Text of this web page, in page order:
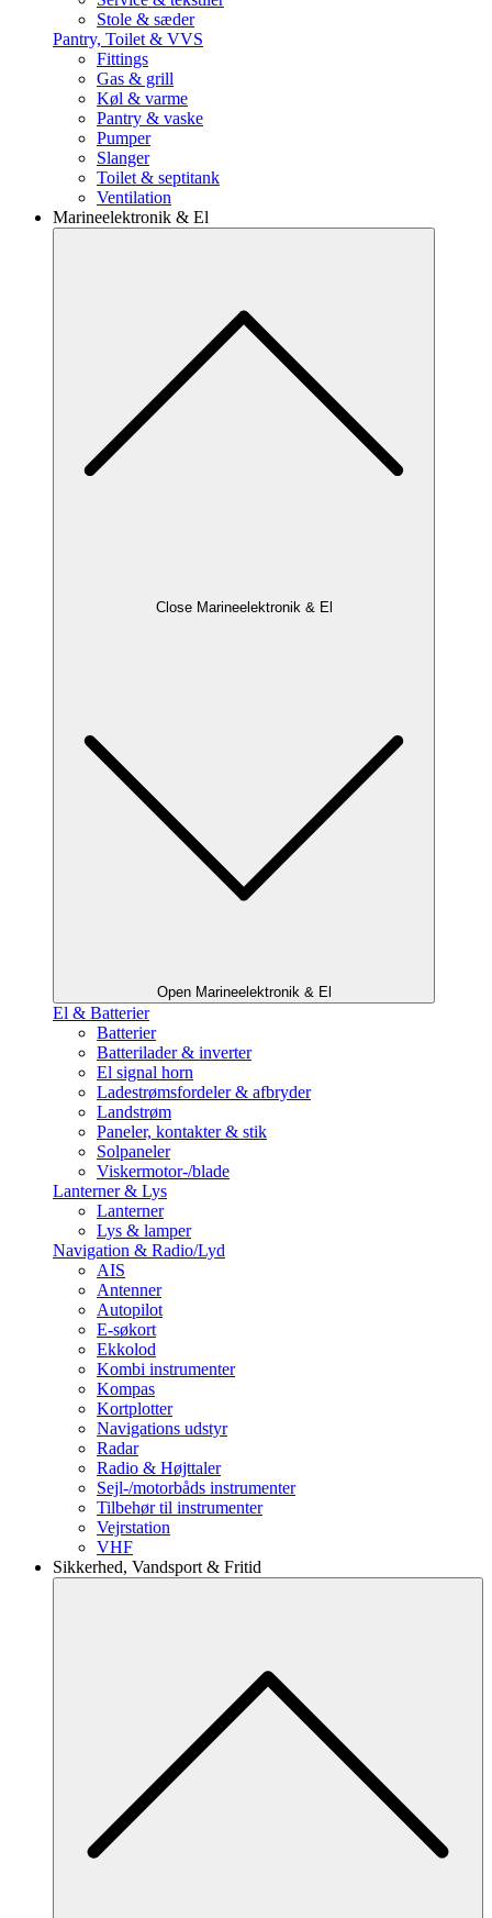
Stole & sæder
Pantry, Toilet & VVS
Fittings
Gas & grill
Køl & varme
Pantry & vaske
Pumper
Slanger
Toilet & septitank
Ventilation
Marineelektronik & El
Close Marineelektronik & El
Open Marineelektronik & El
El & Batterier
Batterier
Batterilader & inverter
El signal horn
Ladestrømsfordeler & afbryder
Landstrøm
Paneler, kontakter & stik
Solpaneler
Viskermotor-/blade
Lanterner & Lys
Lanterner
Lys & lamper
Navigation & Radio/Lyd
AIS
Antenner
Autopilot
E-søkort
Ekkolod
Kombi instrumenter
Kompas
Kortplotter
Navigations udstyr
Radar
Radio & Højttaler
Sejl-/motorbåds instrumenter
Tilbehør til instrumenter
Vejrstation
VHF
Sikkerhed, Vandsport & Fritid